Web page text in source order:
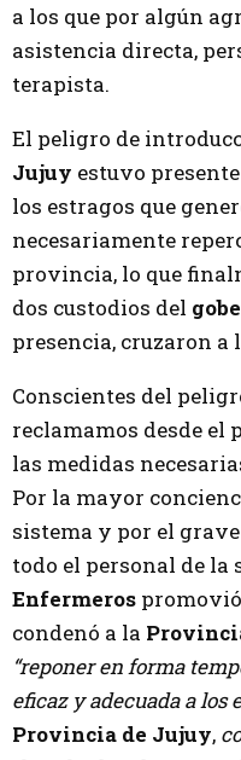
a los que por algún
asistencia directa,
terapista.
El peligro de
Jujuy estuvo
los estragos que
necesariamente
provincia, lo que
dos custodios del
presencia, cruzaron a
Conscientes del
reclamamos desde el
las medidas
Por la mayor
sistema y por el
todo el personal de la
Enfermeros
condenó a la
“reponer en forma
eficaz y adecuada a
Provincia de Jujuy,